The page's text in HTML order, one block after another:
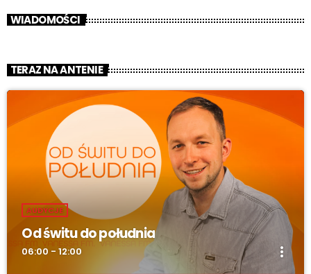
WIADOMOŚCI
TERAZ NA ANTENIE
AUDYCJE
Od świtu do południa
06:00 - 12:00 more_vert